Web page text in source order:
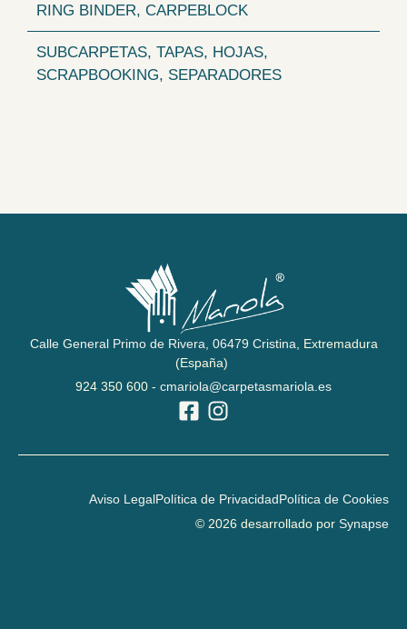
RING BINDER, CARPEBLOCK
SUBCARPETAS, TAPAS, HOJAS,
SCRAPBOOKING, SEPARADORES
Calle General Primo de Rivera, 06479 Cristina, Extremadura
(España)
924 350 600 - cmariola@carpetasmariola.es
© 2026 desarrollado por Synapse
Aviso LegalPolítica de PrivacidadPolítica de Cookies